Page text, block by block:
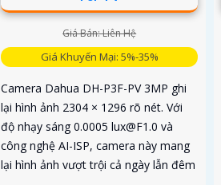
Giá Bán: Liên Hệ
Giá Khuyến Mại: 5%-35%
Camera Dahua DH-P3F-PV 3MP ghi
lại hình ảnh 2304 × 1296 rõ nét. Với
độ nhạy sáng 0.0005 lux@F1.0 và
công nghệ AI-ISP, camera này mang
lại hình ảnh vượt trội cả ngày lẫn đêm